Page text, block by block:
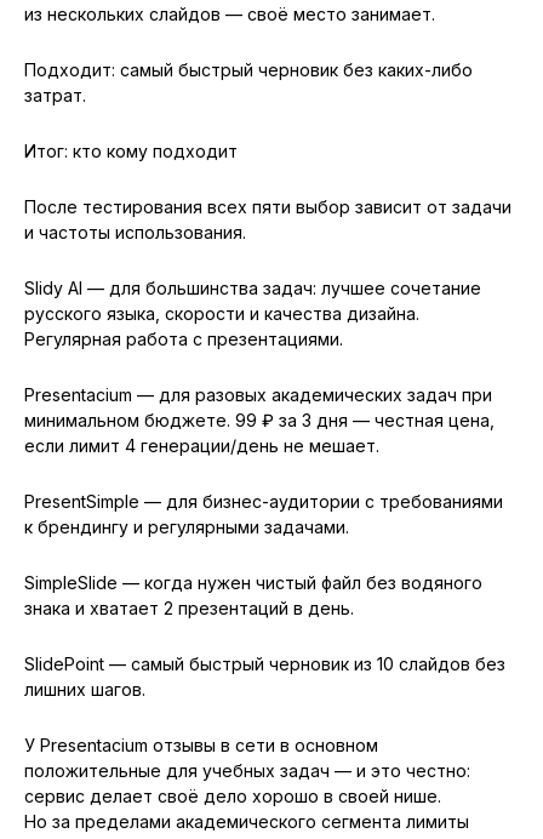
из нескольких слайдов — своё место занимает.
Подходит: самый быстрый черновик без каких-либо
затрат.
Итог: кто кому подходит
После тестирования всех пяти выбор зависит от задачи
и частоты использования.
Slidy AI — для большинства задач: лучшее сочетание
русского языка, скорости и качества дизайна.
Регулярная работа с презентациями.
Presentacium — для разовых академических задач при
минимальном бюджете. 99 ₽ за 3 дня — честная цена,
если лимит 4 генерации/день не мешает.
PresentSimple — для бизнес-аудитории с требованиями
к брендингу и регулярными задачами.
SimpleSlide — когда нужен чистый файл без водяного
знака и хватает 2 презентаций в день.
SlidePoint — самый быстрый черновик из 10 слайдов без
лишних шагов.
У Presentacium отзывы в сети в основном
положительные для учебных задач — и это честно:
сервис делает своё дело хорошо в своей нише.
Но за пределами академического сегмента лимиты